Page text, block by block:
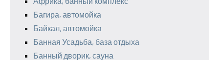
Багира, автомойка
Байкал, автомойка
Банная Усадьба, база отдыха
Банный дворик, сауна